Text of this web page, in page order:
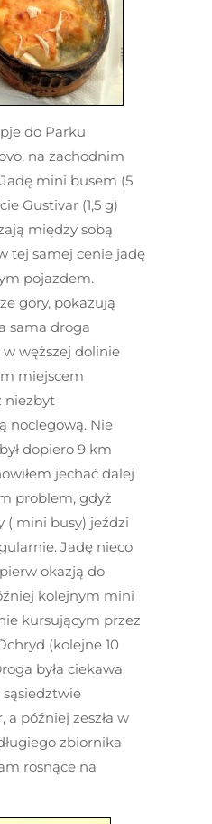
do Parku
na zachodnim
mini busem (5
Gustivar (1,5 g)
między sobą
tej samej cenie jadę
pojazdem.
góry, pokazują
sama droga
węższej dolinie
miejscem
niezbyt
noclegową. Nie
dopiero 9 km
jechać dalej
problem, gdyż
( mini busy) jeździ
Jadę nieco
okazją do
kolejnym mini
kursującym przez
(kolejne 10
była ciekawa
sąsiedztwie
a później zeszła w
zbiornika
rosnące na